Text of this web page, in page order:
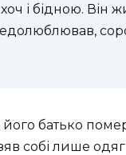
і бідною. Він
батько
собі лише